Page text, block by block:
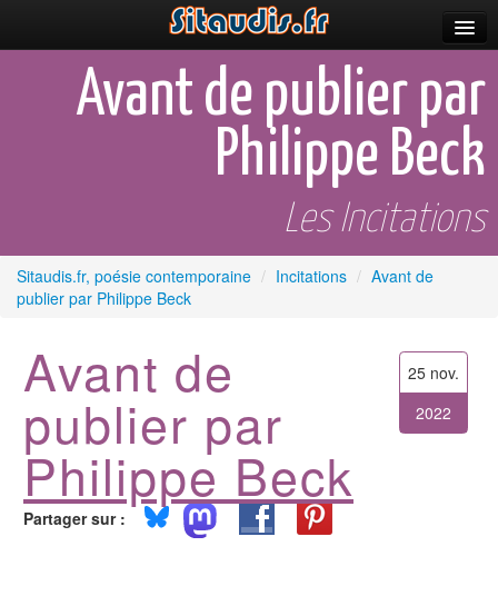
Parutions
Incitations
Auteurs & poètes
Célébrations
Plus
Avant de publier par
Philippe Beck
Les Incitations
Sitaudis.fr, poésie contemporaine / Incitations / Avant de
publier par Philippe Beck
25 nov.
2022
Avant de
publier par
Philippe Beck
Partager sur :